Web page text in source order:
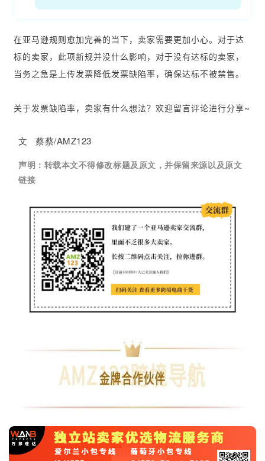
l
b
干
精
在亚马逊规则愈加完善的当下，卖家需要更加小心。对于达
标的卖家，此项新规并没什么影响，对于没有达标的卖家，
当务之急是上传发票降低发票缺陷率，确保达标不被禁售。
关于发票缺陷率，卖家有什么想法？欢迎留言评论进行分享~
文 蔡蔡/AMZ123
声明： 转载本文不得修改标题及原文，并保留来源以及原文
链接